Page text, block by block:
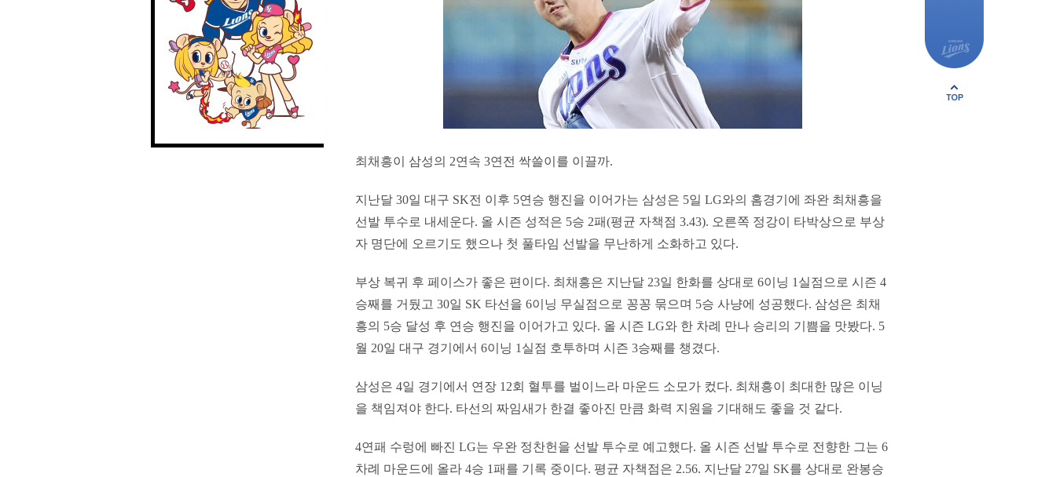
최채흥이 삼성의 2연속 3연전 싹쓸이를 이끌까.
지난달 30일 대구 SK전 이후 5연승 행진을 이어가는 삼성은 5일 LG와의 홈경기에 좌완 최채흥을
선발 투수로 내세운다. 올 시즌 성적은 5승 2패(평균 자책점 3.43). 오른쪽 정강이 타박상으로 부상
자 명단에 오르기도 했으나 첫 풀타임 선발을 무난하게 소화하고 있다.
부상 복귀 후 페이스가 좋은 편이다. 최채흥은 지난달 23일 한화를 상대로 6이닝 1실점으로 시즌 4
승째를 거뒀고 30일 SK 타선을 6이닝 무실점으로 꽁꽁 묶으며 5승 사냥에 성공했다. 삼성은 최채
흥의 5승 달성 후 연승 행진을 이어가고 있다. 올 시즌 LG와 한 차례 만나 승리의 기쁨을 맛봤다. 5
월 20일 대구 경기에서 6이닝 1실점 호투하며 시즌 3승째를 챙겼다.
삼성은 4일 경기에서 연장 12회 혈투를 벌이느라 마운드 소모가 컸다. 최채흥이 최대한 많은 이닝
을 책임져야 한다. 타선의 짜임새가 한결 좋아진 만큼 화력 지원을 기대해도 좋을 것 같다.
4연패 수렁에 빠진 LG는 우완 정찬헌을 선발 투수로 예고했다. 올 시즌 선발 투수로 전향한 그는 6
차례 마운드에 올라 4승 1패를 기록 중이다. 평균 자책점은 2.56. 지난달 27일 SK를 상대로 완봉승